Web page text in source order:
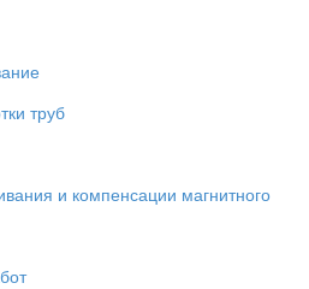
труб
и компенсации магнитного